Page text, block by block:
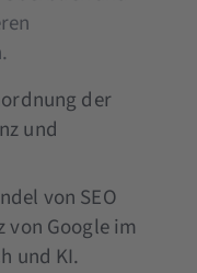
der
und
von SEO
von Google im
und KI.